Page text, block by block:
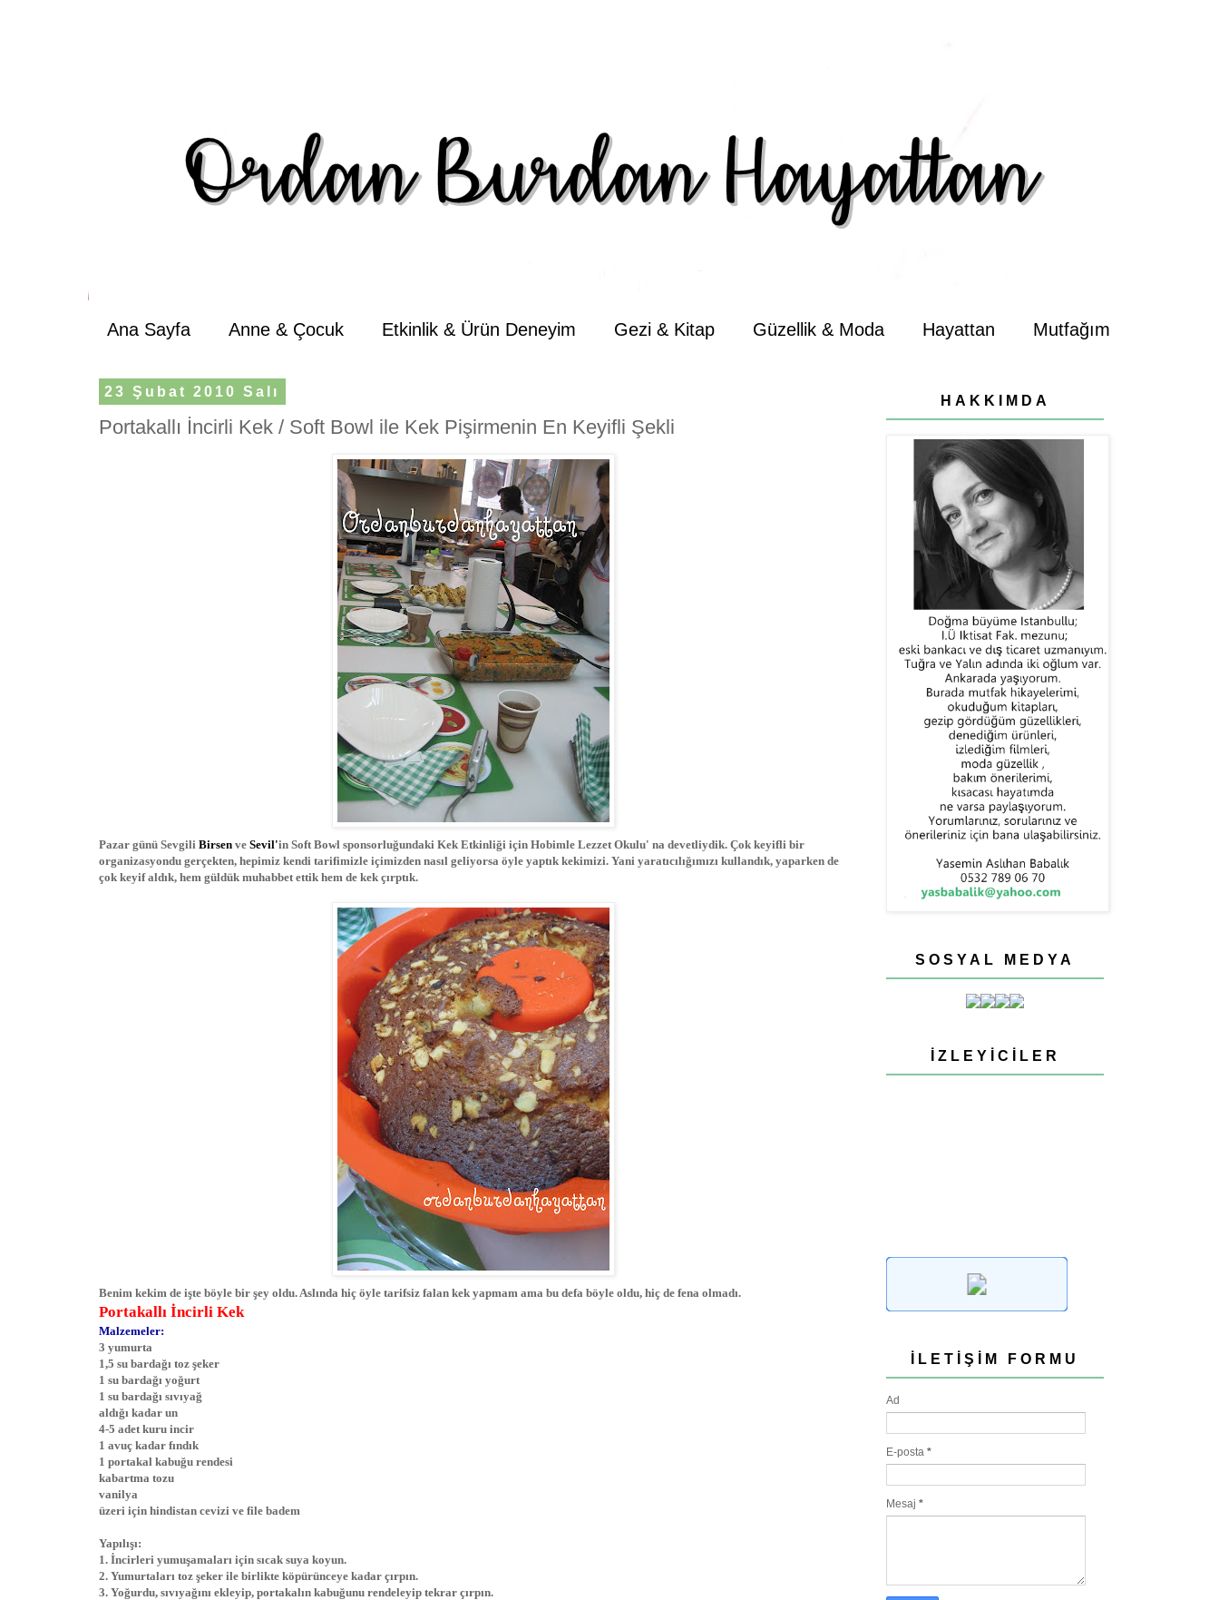
Ana Sayfa Anne & Çocuk Etkinlik & Ürün Deneyim Gezi & Kitap Güzellik & Moda Hayattan Mutfağım
23 Şubat 2010 Salı
Portakallı İncirli Kek / Soft Bowl ile Kek Pişirmenin En Keyifli Şekli
Pazar günü Sevgili Birsen ve Sevil'in Soft Bowl sponsorluğundaki Kek Etkinliği için Hobimle Lezzet Okulu' na devetliydik. Çok keyifli bir
organizasyondu gerçekten, hepimiz kendi tarifimizle içimizden nasıl geliyorsa öyle yaptık kekimizi. Yani yaratıcılığımızı kullandık, yaparken de
çok keyif aldık, hem güldük muhabbet ettik hem de kek çırptık.
Benim kekim de işte böyle bir şey oldu. Aslında hiç öyle tarifsiz falan kek yapmam ama bu defa böyle oldu, hiç de fena olmadı.
Portakallı İncirli Kek
Malzemeler:
3 yumurta
1,5 su bardağı toz şeker
1 su bardağı yoğurt
1 su bardağı sıvıyağ
aldığı kadar un
4-5 adet kuru incir
1 avuç kadar fındık
1 portakal kabuğu rendesi
kabartma tozu
vanilya
üzeri için hindistan cevizi ve file badem
Yapılışı:
1. İncirleri yumuşamaları için sıcak suya koyun.
2. Yumurtaları toz şeker ile birlikte köpürünceye kadar çırpın.
3. Yoğurdu, sıvıyağını ekleyip, portakalın kabuğunu rendeleyip tekrar çırpın.
HAKKIMDA
SOSYAL MEDYA
İZLEYICILER
İLETIŞIM FORMU
Ad
E-posta *
Mesaj *